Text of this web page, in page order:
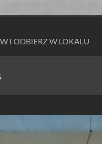
I ODBIERZ W LOKALU